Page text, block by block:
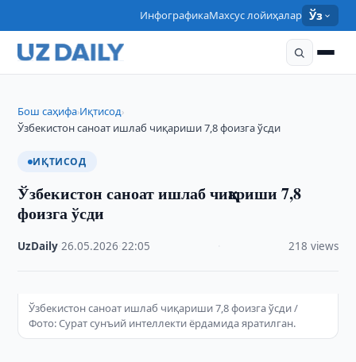
ИнфографикаМахсус лойиҳалар Ўз
Бош саҳифа›Иқтисод›
Ўзбекистон саноат ишлаб чиқариши 7,8 фоизга ўсди
ИҚТИСОД
Ўзбекистон саноат ишлаб чиқариши 7,8
фоизга ўсди
UzDaily ·26.05.2026 ·22:05 218 views
Ўзбекистон саноат ишлаб чиқариши 7,8 фоизга ўсди /
Фото: Сурат сунъий интеллекти ёрдамида яратилган.